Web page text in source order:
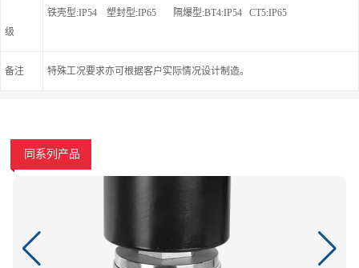
级
铁壳型:IP54 塑封型:IP65 隔爆型:BT4:IP54 CT5:IP65
备注 特殊工况要求亦可根据客户实际情况设计制造。
同系列产品